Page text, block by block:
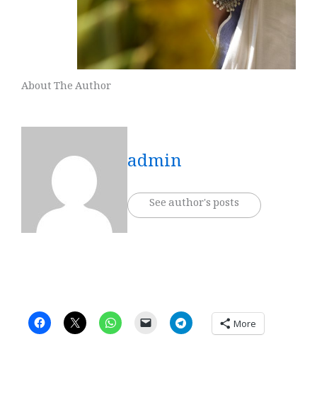
About The Author
admin
See author's posts
More